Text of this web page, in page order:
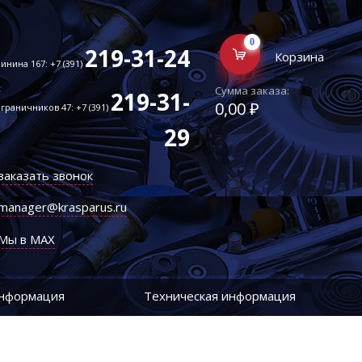
167: +7 (391)219-31-24
47: +7 (391)219-31-
29
звонок
в MAX
0
Корзина
Сумма заказа:
0,00 ₽
Техническая информация